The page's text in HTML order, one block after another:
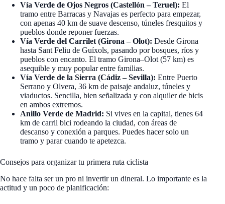
Vía Verde de Ojos Negros (Castellón – Teruel): El
tramo entre Barracas y Navajas es perfecto para empezar,
con apenas 40 km de suave descenso, túneles fresquitos y
pueblos donde reponer fuerzas.
Vía Verde del Carrilet (Girona – Olot): Desde Girona
hasta Sant Feliu de Guíxols, pasando por bosques, ríos y
pueblos con encanto. El tramo Girona–Olot (57 km) es
asequible y muy popular entre familias.
Vía Verde de la Sierra (Cádiz – Sevilla): Entre Puerto
Serrano y Olvera, 36 km de paisaje andaluz, túneles y
viaductos. Sencilla, bien señalizada y con alquiler de bicis
en ambos extremos.
Anillo Verde de Madrid: Si vives en la capital, tienes 64
km de carril bici rodeando la ciudad, con áreas de
descanso y conexión a parques. Puedes hacer solo un
tramo y parar cuando te apetezca.
Consejos para organizar tu primera ruta ciclista
No hace falta ser un pro ni invertir un dineral. Lo importante es la
actitud y un poco de planificación: